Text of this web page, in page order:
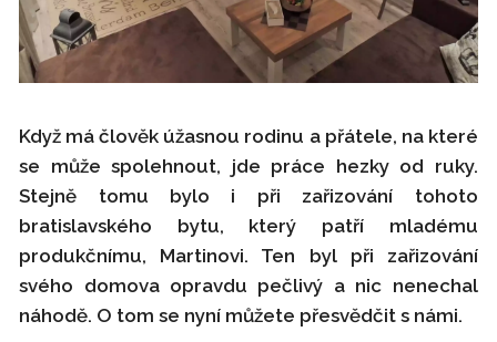
Když má člověk úžasnou rodinu a přátele, na které
se může spolehnout, jde práce hezky od ruky.
Stejně tomu bylo i při zařizování tohoto
bratislavského bytu, který patří mladému
produkčnímu, Martinovi. Ten byl při zařizování
svého domova opravdu pečlivý a nic nenechal
náhodě. O tom se nyní můžete přesvědčit s námi.